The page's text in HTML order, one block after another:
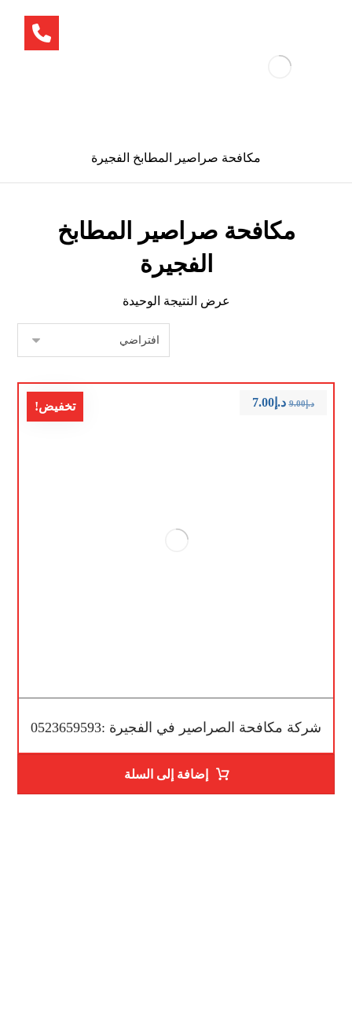
مكافحة صراصير المطابخ الفجيرة
مكافحة صراصير المطابخ
الفجيرة
عرض النتيجة الوحيدة
تخفيض!
شركة مكافحة الصراصير في الفجيرة :0523659593
د.إ9.00 د.إ7.00
إضافة إلى السلة